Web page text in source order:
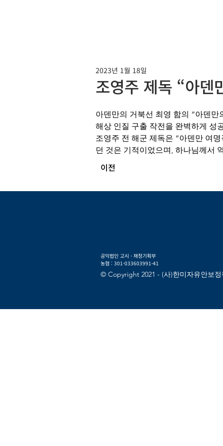
2023년 1월 18일
조영주 제독 “아덴
아덴만의 거북선 최영 함의 “아덴
해상 인질 구출 작전을 완벽하게 성
조영주 전 해군 제독은 “아덴만 여
던 것은 기적이었으며, 하나님께서
이전
공익법인 고시 - 재정기획부
농협 : 301-033603991-41
© Copyright 2021 - (사)한미자유안보정